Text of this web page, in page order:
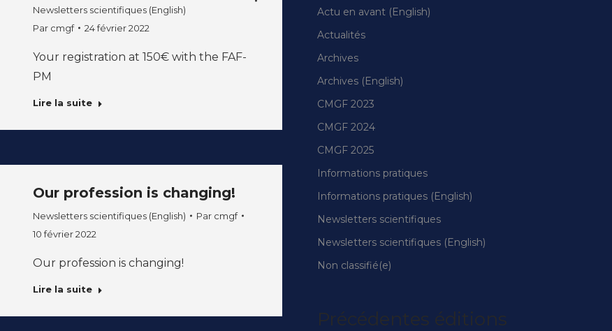
Newsletters scientifiques (English)
Par cmgf 24 février 2022
Your registration at 150€ with the FAF-
PM
Lire la suite
Our profession is changing!
Newsletters scientifiques (English) Par cmgf
10 février 2022
Our profession is changing!
Lire la suite
Actu en avant (English)
Actualités
Archives
Archives (English)
CMGF 2023
CMGF 2024
CMGF 2025
Informations pratiques
Informations pratiques (English)
Newsletters scientifiques
Newsletters scientifiques (English)
Non classifié(e)
Précédentes éditions